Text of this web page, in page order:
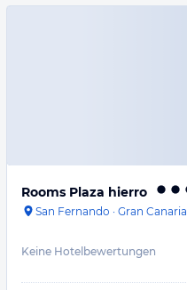
Rooms Plaza hierro
San Fernando · Gran Canaria
Keine Hotelbewertungen